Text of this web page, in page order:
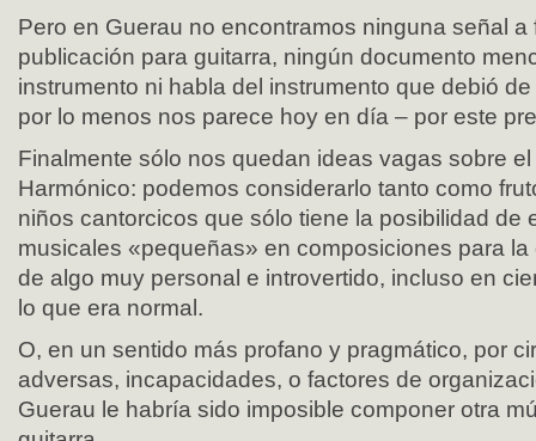
Pero en Guerau no encontramos ninguna señal a
publicación para guitarra, ningún documento
instrumento ni habla del instrumento que debió
por lo menos nos parece hoy en día – por este
Finalmente sólo nos quedan ideas vagas sobre
Harmónico: podemos considerarlo tanto como
niños cantorcicos que sólo tiene la posibilidad de
musicales «pequeñas» en composiciones para la
de algo muy personal e introvertido, incluso en
lo que era normal.
O, en un sentido más profano y pragmático, por
adversas, incapacidades, o factores de
Guerau le habría sido imposible componer otra